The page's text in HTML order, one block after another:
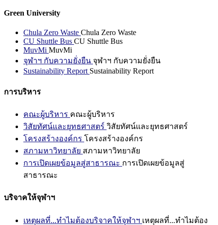
Green University
Chula Zero Waste Chula Zero Waste
CU Shuttle Bus CU Shuttle Bus
MuvMi MuvMi
จุฬาฯ กับความยั่งยืน จุฬาฯ กับความยั่งยืน
Sustainability Report Sustainability Report
การบริหาร
คณะผู้บริหาร คณะผู้บริหาร
วิสัยทัศน์และยุทธศาสตร์ วิสัยทัศน์และยุทธศาสตร์
โครงสร้างองค์กร โครงสร้างองค์กร
สภามหาวิทยาลัย สภามหาวิทยาลัย
การเปิดเผยข้อมูลสู่สาธารณะ การเปิดเผยข้อมูลสู่
สาธารณะ
บริจาคให้จุฬาฯ
เหตุผลที่...ทำไมต้องบริจาคให้จุฬาฯ เหตุผลที่...ทำไมต้อง